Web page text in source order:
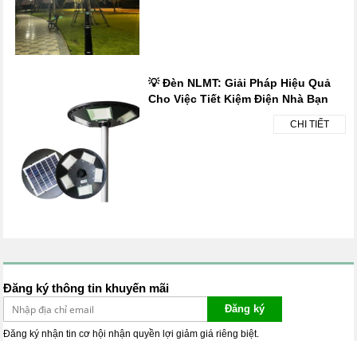
💡 Đèn NLMT: Giải Pháp Hiệu Quả
Cho Việc Tiết Kiệm Điện Nhà Bạn
CHI TIẾT
Đăng ký thông tin khuyến mãi
Đăng ký
Đăng ký nhận tin cơ hội nhận quyền lợi giảm giá riêng biệt.